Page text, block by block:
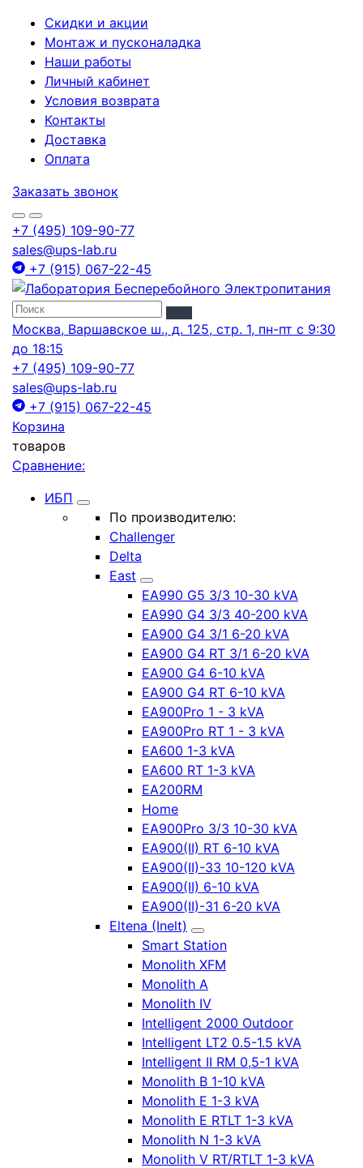
Скидки и акции
Монтаж и пусконаладка
Наши работы
Личный кабинет
Условия возврата
Контакты
Доставка
Оплата
Заказать звонок
+7 (495) 109-90-77
sales@ups-lab.ru
+7 (915) 067-22-45
Москва, Варшавское ш., д. 125, стр. 1, пн-пт с 9:30
до 18:15
+7 (495) 109-90-77
sales@ups-lab.ru
+7 (915) 067-22-45
Корзина
товаров
Сравнение:
ИБП
По производителю:
Challenger
Delta
East
EA990 G5 3/3 10-30 kVA
EA990 G4 3/3 40-200 kVA
EA900 G4 3/1 6-20 kVA
EA900 G4 RT 3/1 6-20 kVA
EA900 G4 6-10 kVA
EA900 G4 RT 6-10 kVA
EA900Pro 1 - 3 kVA
EA900Pro RT 1 - 3 kVA
EA600 1-3 kVA
EA600 RT 1-3 kVA
EA200RM
Home
EA900Pro 3/3 10-30 kVA
EA900(II) RT 6-10 kVA
EA900(II)-33 10-120 kVA
EA900(II) 6-10 kVA
EA900(II)-31 6-20 kVA
Eltena (Inelt)
Smart Station
Monolith XFM
Monolith A
Monolith IV
Intelligent 2000 Outdoor
Intelligent LT2 0.5-1.5 kVA
Intelligent II RM 0,5-1 kVA
Monolith B 1-10 kVA
Monolith E 1-3 kVA
Monolith E RTLT 1-3 kVA
Monolith N 1-3 kVA
Monolith V RT/RTLT 1-3 kVA